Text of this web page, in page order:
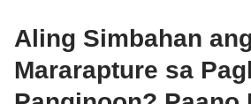
Aling Simbahan
Mararapture sa